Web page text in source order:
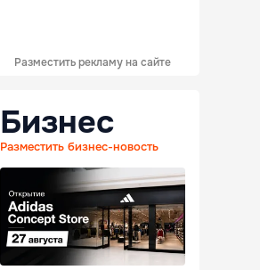
Разместить рекламу на сайте
Бизнес
Разместить бизнес-новость